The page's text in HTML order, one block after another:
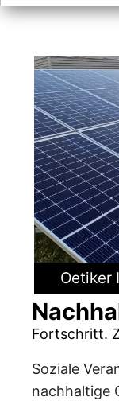
Oetiker
Fortschritt.
Soziale
nachhaltige